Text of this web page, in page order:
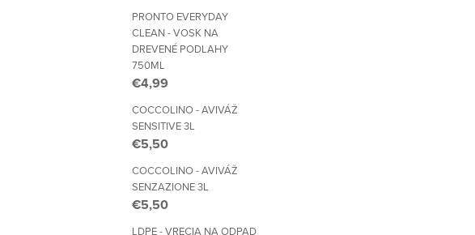
PRONTO EVERYDAY
CLEAN - VOSK NA
DREVENÉ PODLAHY
750ML
€4,99
COCCOLINO - AVIVÁŽ
SENSITIVE 3L
€5,50
COCCOLINO - AVIVÁŽ
SENZAZIONE 3L
€5,50
LDPE - VRECIA NA ODPAD